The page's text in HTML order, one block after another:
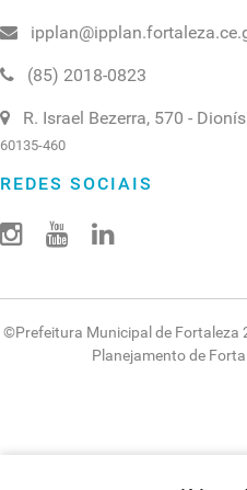
(85) 2018-0823
R. Israel Bezerra, 570 -
60135-460
REDES SOCIAIS
©Prefeitura Municipal de Fortaleza
Planejamento de